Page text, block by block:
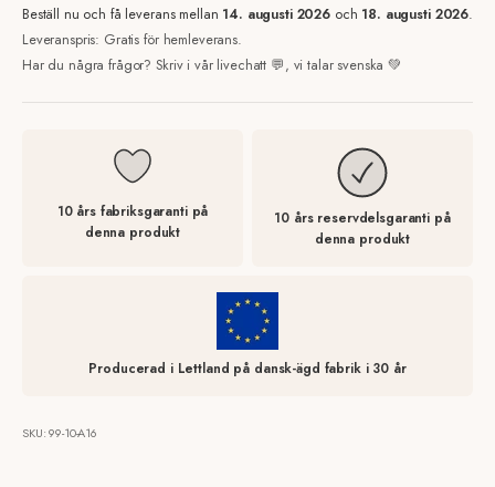
Beställ nu och få leverans mellan 14. augusti 2026 och 18. augusti 2026.
Leveranspris: Gratis för hemleverans.
Har du några frågor? Skriv i vår livechatt 💬, vi talar svenska 💚
10 års fabriksgaranti på
denna produkt
10 års reservdelsgaranti på
denna produkt
Producerad i Lettland på dansk-ägd fabrik i 30 år
SKU: 99-10-A16